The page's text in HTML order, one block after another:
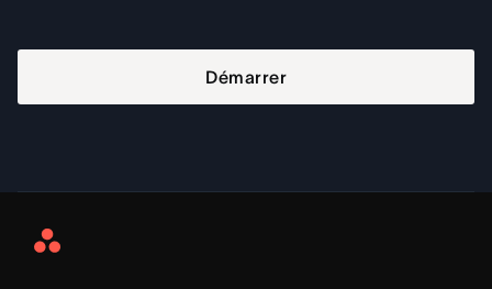
Démarrer
Asana